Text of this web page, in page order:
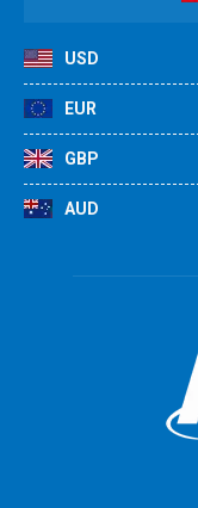
USD
EUR
GBP
AUD